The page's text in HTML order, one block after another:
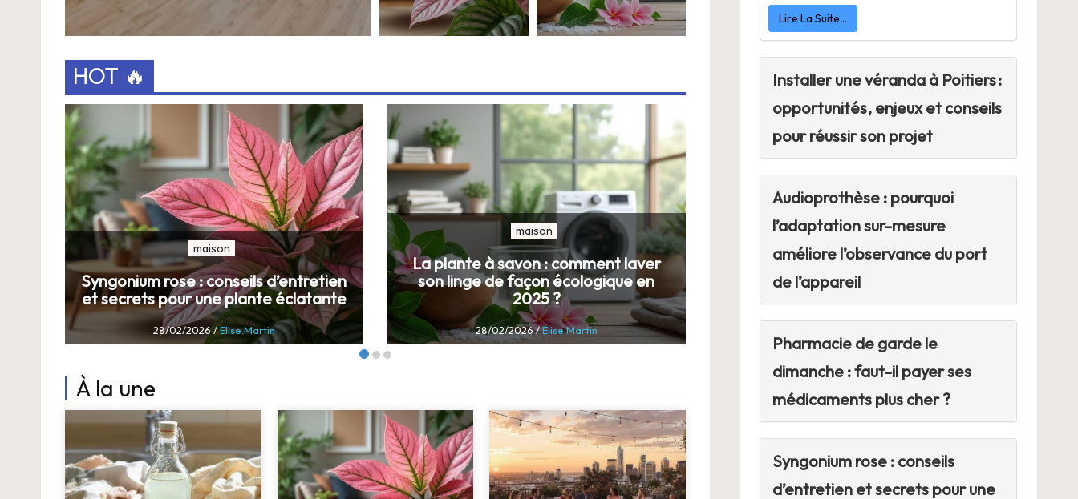
HOT 🔥
maison
Syngonium rose : conseils d’entretien
et secrets pour une plante éclatante
28/02/2026/Elise.Martin
maison
La plante à savon : comment laver
son linge de façon écologique en
2025 ?
28/02/2026/Elise.Martin
À la une
Lire La Suite…
Installer une véranda à Poitiers :
opportunités, enjeux et conseils
pour réussir son projet
Audioprothèse : pourquoi
l’adaptation sur-mesure
améliore l’observance du port
de l’appareil
Pharmacie de garde le
dimanche : faut-il payer ses
médicaments plus cher ?
Syngonium rose : conseils
d’entretien et secrets pour une